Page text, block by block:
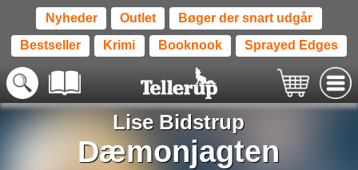
Nyheder Outlet Bøger der snart udgår
Bestseller Krimi Booknook Sprayed Edges
Lise Bidstrup
Dæmonjagten